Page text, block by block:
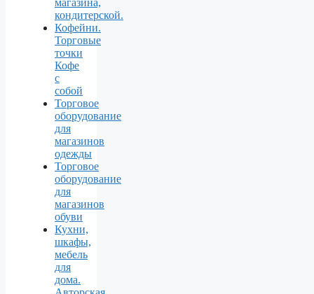
магазина,
кондитерской.
Кофейни.
Торговые
точки
Кофе
с
собой
Торговое
оборудование
для
магазинов
одежды
Торговое
оборудование
для
магазинов
обуви
Кухни,
шкафы,
мебель
для
дома.